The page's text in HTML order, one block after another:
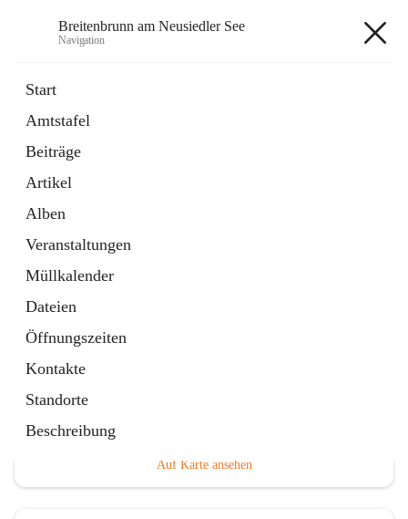
Breitenbrunn am Neusiedler See
Navigation
Start
Amtstafel
Beiträge
Artikel
Alben
Veranstaltungen
Müllkalender
Dateien
Öffnungszeiten
Kontakte
Standorte
Beschreibung
18 Schnellzugriffe
Gemeindeservice
Auf Karte ansehen